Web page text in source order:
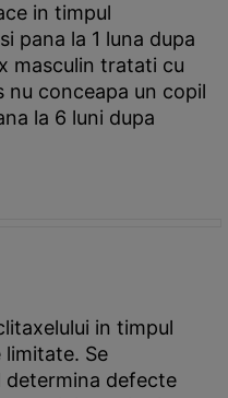
in timpul
pana la 1 luna dupa
masculin tratati cu
nu conceapa un copil
la 6 luni dupa
in timpul
Se
determina defecte